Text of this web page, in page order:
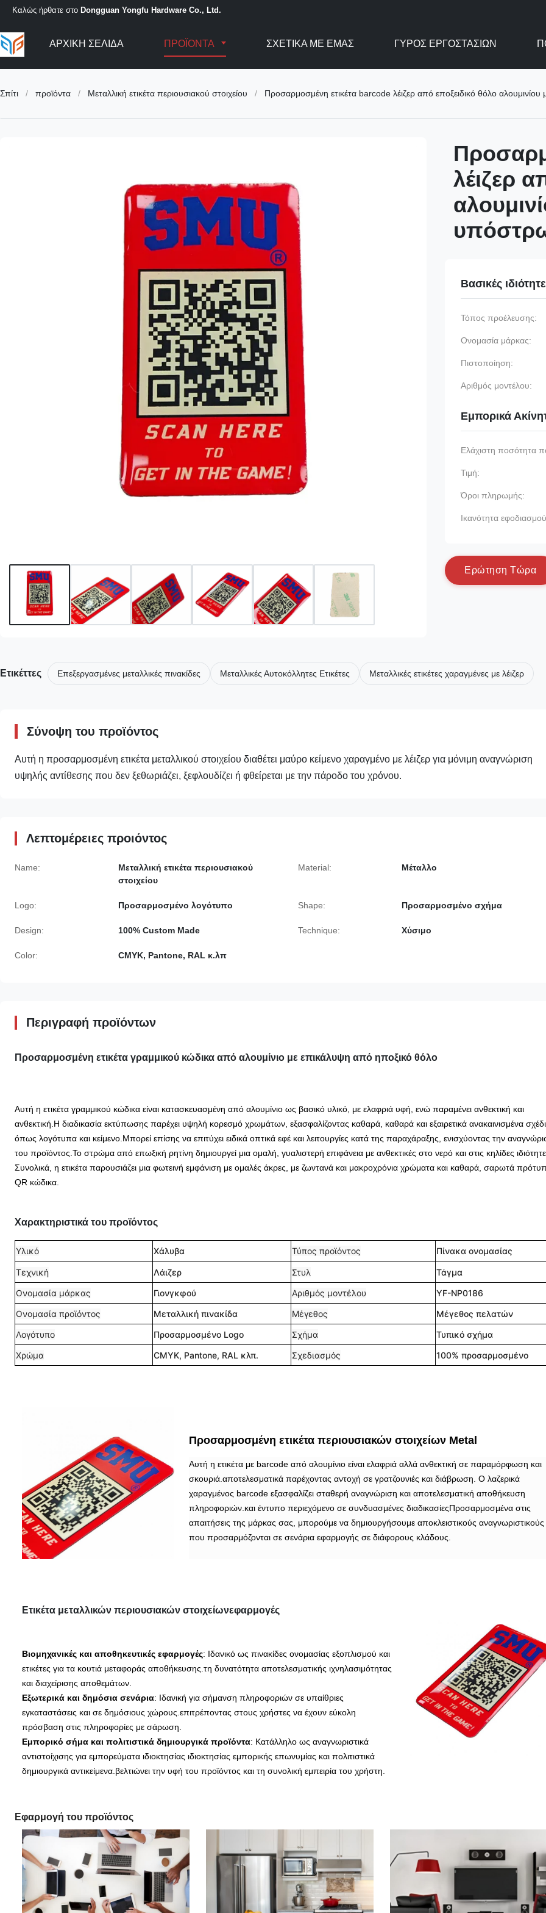
Καλώς ήρθατε στο Dongguan Yongfu Hardware Co., Ltd.
ΑΡΧΙΚΉ ΣΕΛΊΔΑ ΠΡΟΪΌΝΤΑ ΣΧΕΤΙΚΆ ΜΕ ΕΜΆΣ ΓΎΡΟΣ ΕΡΓΟΣΤΑΣΊΩΝ
Σπίτι / προϊόντα / Μεταλλική ετικέτα περιουσιακού στοιχείου / Προσαρμοσμένη ετικέτα barcode λέιζερ από εποξειδικό θόλο
λέιζερ
Βασικές
Τόπος προέλευσης:
Ονομασία μάρκας:
Πιστοποίηση:
Αριθμός μοντέλου:
Εμπορικά
Ελάχιστη ποσότητα
Τιμή:
Όροι πληρωμής:
Ικανότητα
Ερώτηση Τώρα
Ετικέττες Επεξεργασμένες μεταλλικές πινακίδες Μεταλλικές Αυτοκόλλητες Ετικέτες Μεταλλικές ετικέτες χαραγμένες με λέιζερ
Σύνοψη του προϊόντος
Αυτή η προσαρμοσμένη ετικέτα μεταλλικού στοιχείου διαθέτει μαύρο κείμενο χαραγμένο με λέιζερ για μόνιμη αναγνώριση
υψηλής αντίθεσης που δεν ξεθωριάζει, ξεφλουδίζει ή φθείρεται με την πάροδο του χρόνου.
Λεπτομέρειες προιόντος
Name:
Μεταλλική ετικέτα περιουσιακού
στοιχείου
Material: Μέταλλο
Logo: Προσαρμοσμένο λογότυπο Shape: Προσαρμοσμένο σχήμα
Design: 100% Custom Made Technique: Χύσιμο
Color: CMYK, Pantone, RAL κ.λπ
Περιγραφή προϊόντων
Προσαρμοσμένη ετικέτα γραμμικού κώδικα από αλουμίνιο με επικάλυψη από ηποξικό θόλο
Αυτή η ετικέτα γραμμικού κώδικα είναι κατασκευασμένη από αλουμίνιο ως βασικό υλικό, με ελαφριά υφή, ενώ παραμένει ανθεκτική και
ανθεκτική. Η διαδικασία εκτύπωσης παρέχει υψηλή κορεσμό χρωμάτων, εξασφαλίζοντας καθαρά, καθαρά και εξαιρετικά ανακαινισμένα
όπως λογότυπα και κείμενο.Μπορεί επίσης να επιτύχει ειδικά οπτικά εφέ και λειτουργίες κατά της παραχάραξης, ενισχύοντας την
του προϊόντος. Το στρώμα από επωξική ρητίνη δημιουργεί μια ομαλή, γυαλιστερή επιφάνεια με ανθεκτικές στο νερό και στις κηλίδες
Συνολικά, η ετικέτα παρουσιάζει μια φωτεινή εμφάνιση με ομαλές άκρες, με ζωντανά και μακροχρόνια χρώματα και καθαρά, σαρωτά
QR κώδικα.
Χαρακτηριστικά του προϊόντος
Υλικό Χάλυβα Τύπος προϊόντος Πίνακα ονομασίας
Τεχνική Λάιζερ Στυλ
Τάγμα
Ονομασία μάρκας
Γιονγκφού Αριθμός μοντέλου
YF-NP0186
Ονομασία προϊόντος
Μεταλλική πινακίδα Μέγεθος
Μέγεθος πελατών
Λογότυπο
Προσαρμοσμένο Logo Σχήμα
Τυπικό σχήμα
Χρώμα
CMYK, Pantone, RAL κλπ. Σχεδιασμός 100% προσαρμοσμένο
Προσαρμοσμένη ετικέτα περιουσιακών στοιχείων Metal
Αυτή η ετικέτα με barcode από αλουμίνιο είναι ελαφριά αλλά ανθεκτική σε παραμόρφωση και
σκουριά.αποτελεσματικά παρέχοντας αντοχή σε γρατζουνιές και διάβρωση. Ο λαζερικά
χαραγμένος barcode εξασφαλίζει σταθερή αναγνώριση και αποτελεσματική αποθήκευση
πληροφοριών.και έντυπο περιεχόμενο σε συνδυασμένες διαδικασίεςΠροσαρμοσμένα στις
απαιτήσεις της μάρκας σας, μπορούμε να δημιουργήσουμε αποκλειστικούς αναγνωριστικούς
που προσαρμόζονται σε σενάρια εφαρμογής σε διάφορους κλάδους.
Ετικέτα μεταλλικών περιουσιακών στοιχείωνεφαρμογές
Βιομηχανικές και αποθηκευτικές εφαρμογές: Ιδανικό ως πινακίδες ονομασίας εξοπλισμού και
ετικέτες για τα κουτιά μεταφοράς αποθήκευσης.τη δυνατότητα αποτελεσματικής ιχνηλασιμότητας
και διαχείρισης αποθεμάτων.
Εξωτερικά και δημόσια σενάρια: Ιδανική για σήμανση πληροφοριών σε υπαίθριες
εγκαταστάσεις και σε δημόσιους χώρους.επιτρέποντας στους χρήστες να έχουν εύκολη
πρόσβαση στις πληροφορίες με σάρωση.
Εμπορικό σήμα και πολιτιστικά δημιουργικά προϊόντα: Κατάλληλο ως αναγνωριστικά
αντιστοίχισης για εμπορεύματα ιδιοκτησίας ιδιοκτησίας εμπορικής επωνυμίας και πολιτιστικά
δημιουργικά αντικείμενα.βελτιώνει την υφή του προϊόντος και τη συνολική εμπειρία του χρήστη.
Εφαρμογή του προϊόντος